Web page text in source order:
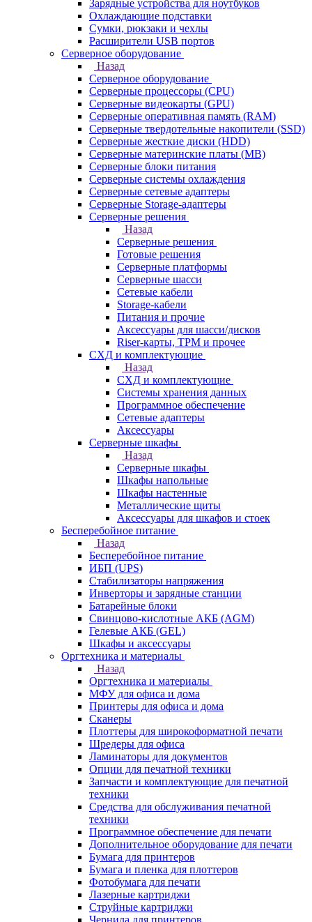
Зарядные устройства для ноутбуков
Охлаждающие подставки
Сумки, рюкзаки и чехлы
Расширители USB портов
Серверное оборудование
Назад
Серверное оборудование
Серверные процессоры (CPU)
Серверные видеокарты (GPU)
Серверные оперативная память (RAM)
Серверные твердотельные накопители (SSD)
Серверные жесткие диски (HDD)
Серверные материнские платы (MB)
Серверные блоки питания
Серверные системы охлаждения
Серверные сетевые адаптеры
Серверные Storage-адаптеры
Серверные решения
Назад
Серверные решения
Готовые решения
Серверные платформы
Серверные шасси
Сетевые кабели
Storage-кабели
Питания и прочие
Аксессуары для шасси/дисков
Riser-карты, TPM и прочее
СХД и комплектующие
Назад
СХД и комплектующие
Системы хранения данных
Программное обеспечение
Сетевые адаптеры
Аксессуары
Серверные шкафы
Назад
Серверные шкафы
Шкафы напольные
Шкафы настенные
Металлические щиты
Аксессуары для шкафов и стоек
Бесперебойное питание
Назад
Бесперебойное питание
ИБП (UPS)
Стабилизаторы напряжения
Инверторы и зарядные станции
Батарейные блоки
Свинцово-кислотные АКБ (AGM)
Гелевые АКБ (GEL)
Шкафы и аксессуары
Оргтехника и материалы
Назад
Оргтехника и материалы
МФУ для офиса и дома
Принтеры для офиса и дома
Сканеры
Плоттеры для широкоформатной печати
Шредеры для офиса
Ламинаторы для документов
Опции для печатной техники
Запчасти и комплектующие для печатной
техники
Средства для обслуживания печатной
техники
Программное обеспечение для печати
Дополнительное оборудование для печати
Бумага для принтеров
Бумага и пленка для плоттеров
Фотобумага для печати
Лазерные картриджи
Струйные картриджи
Чернила для принтеров